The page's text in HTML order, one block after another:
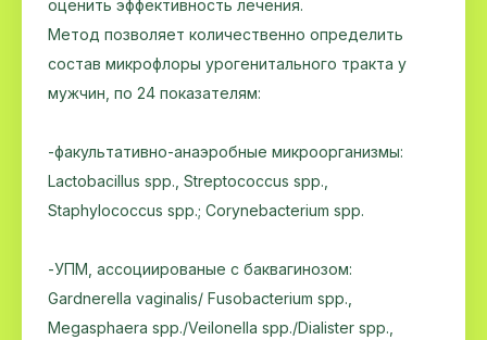
оценить эффективность лечения.
Метод позволяет количественно определить
состав микрофлоры урогенитального тракта у
мужчин, по 24 показателям:
-факультативно-анаэробные микроорганизмы:
Lactobacillus spp., Streptococcus spp.,
Staphylococcus spp.; Corynebacterium spp.
-УПМ, ассоциированые с баквагинозом:
Gardnerella vaginalis/ Fusobacterium spp.,
Megasphaera spp./Veilonella spp./Dialister spp.,